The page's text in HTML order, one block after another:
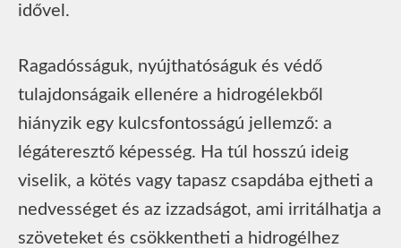
idővel.
Ragadósságuk, nyújthatóságuk és védő
tulajdonságaik ellenére a hidrogélekből
hiányzik egy kulcsfontosságú jellemző: a
légáteresztő képesség. Ha túl hosszú ideig
viselik, a kötés vagy tapasz csapdába ejtheti a
nedvességet és az izzadságot, ami irritálhatja a
szöveteket és csökkentheti a hidrogélhez